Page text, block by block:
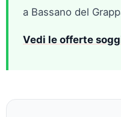
a Bassano del
Vedi le offerte